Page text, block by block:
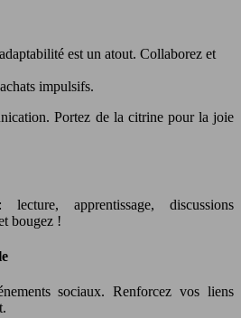
est un atout. Collaborez et
impulsifs.
Portez de la citrine pour la joie
apprentissage, discussions
bougez !
sociaux. Renforcez vos liens